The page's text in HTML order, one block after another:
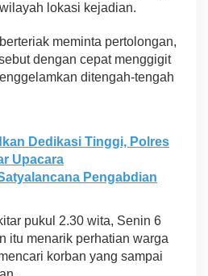
lokasi kejadian.
meminta pertolongan,
dengan cepat menggigit
ditengah-tengah
Dedikasi Tinggi, Polres
Upacara
Pengabdian
pukul 2.30 wita, Senin 6
itu menarik perhatian warga
korban yang sampai